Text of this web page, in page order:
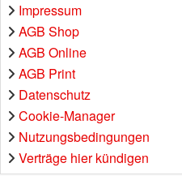
Impressum
AGB Shop
AGB Online
AGB Print
Datenschutz
Cookie-Manager
Nutzungsbedingungen
Verträge hier kündigen